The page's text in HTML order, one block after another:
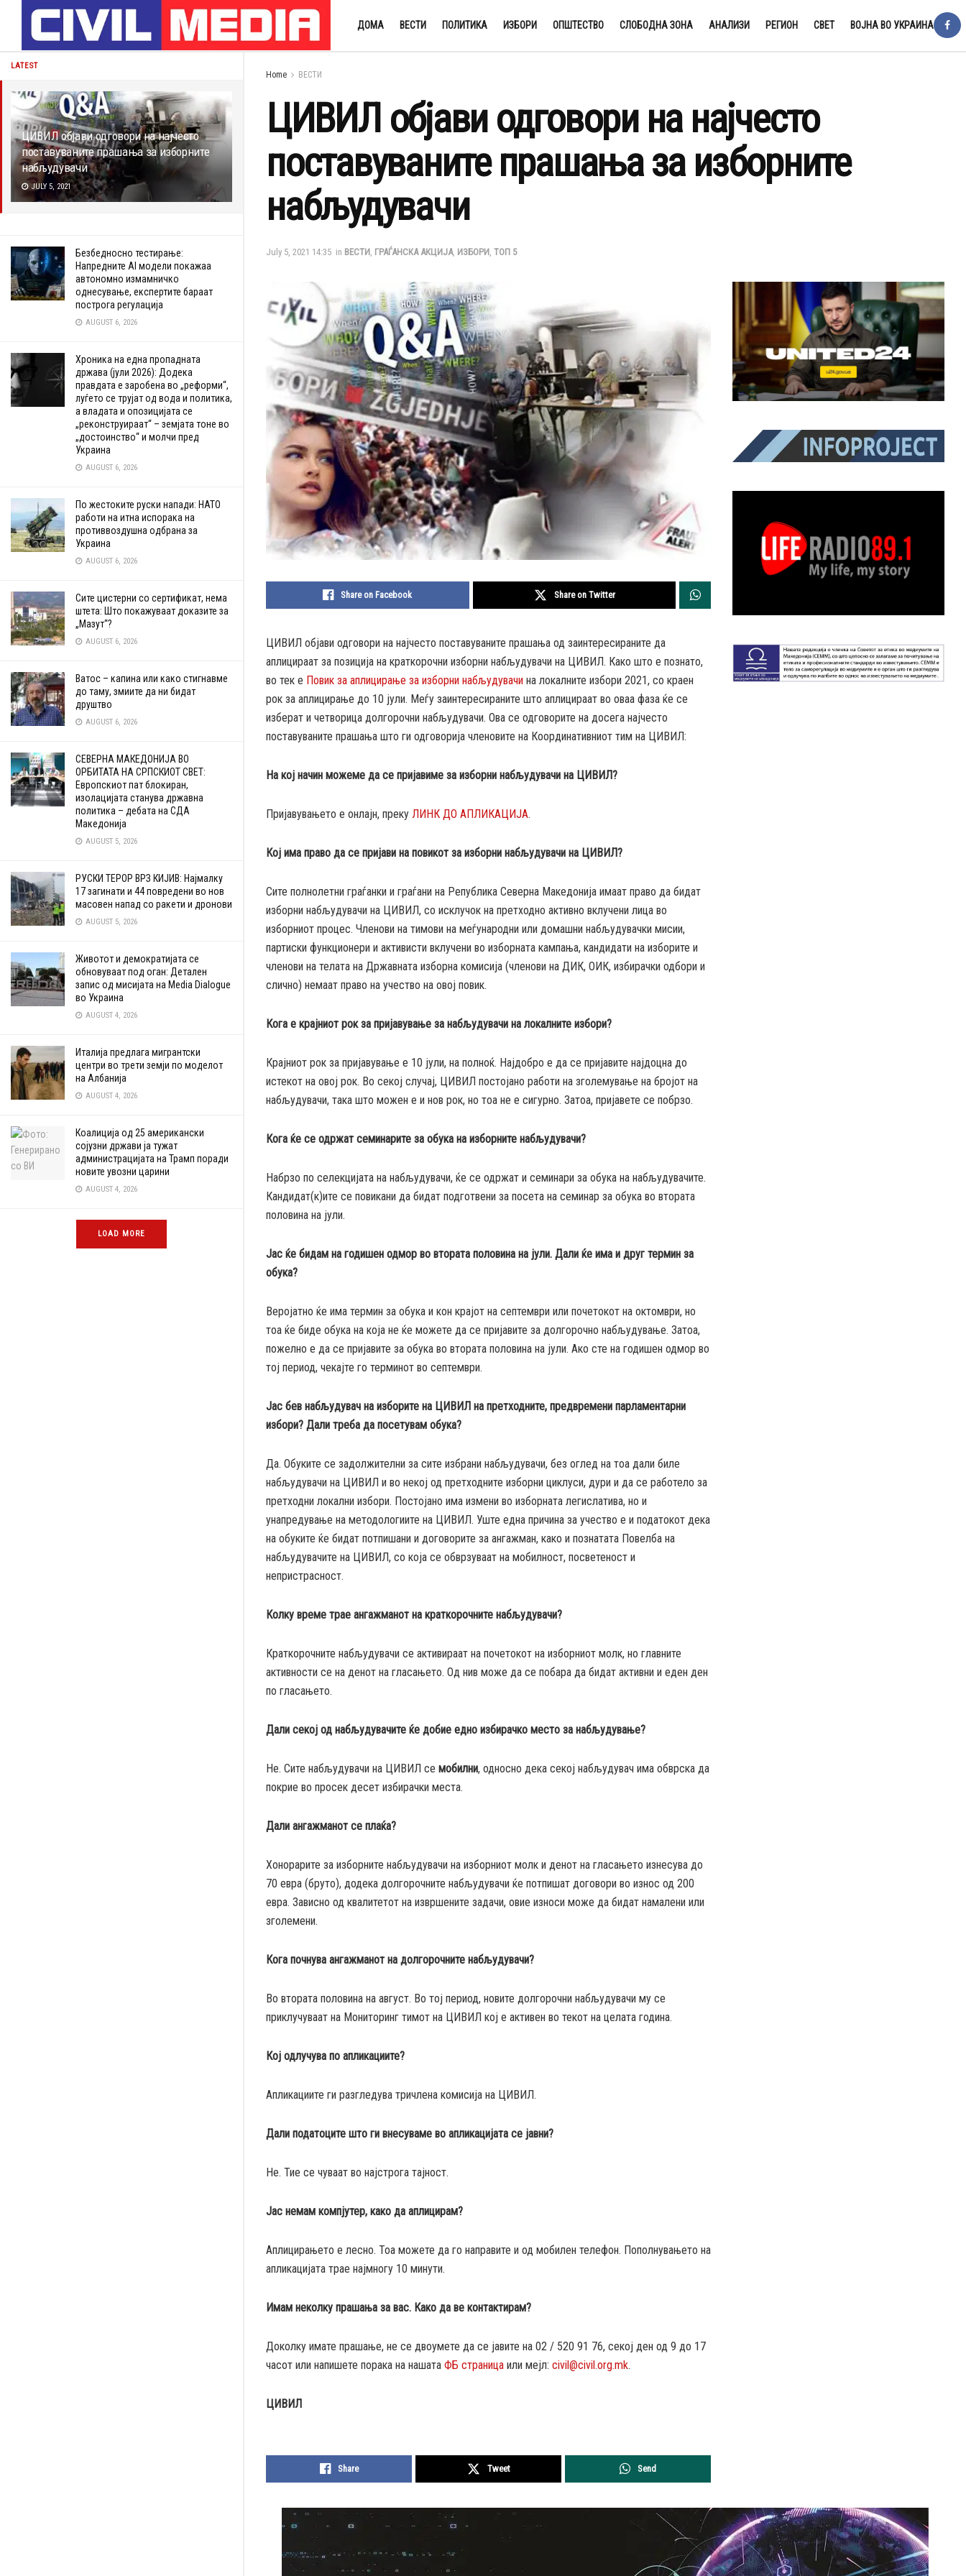
LATEST
ЦИВИЛ објави одговори на најчесто
поставуваните прашања за изборните
набљудувачи
JULY 5, 2021
Безбедносно тестирање:
Напредните AI модели покажаа
автономно измамничко
однесување, експертите бараат
построга регулација
AUGUST 6, 2026
Хроника на една пропадната
држава (јули 2026): Додека
правдата е заробена во „реформи“,
луѓето се трујат од вода и политика,
а владата и опозицијата се
„реконструираат“ – земјата тоне во
„достоинство“ и молчи пред
Украина
AUGUST 6, 2026
По жестоките руски напади: НАТО
работи на итна испорака на
противвоздушна одбрана за
Украина
AUGUST 6, 2026
Сите цистерни со сертификат, нема
штета: Што покажуваат доказите за
„Мазут“?
AUGUST 6, 2026
Ватос – капина или како стигнавме
до таму, змиите да ни бидат
друштво
AUGUST 6, 2026
СЕВЕРНА МАКЕДОНИЈА ВО
ОРБИТАТА НА СРПСКИОТ СВЕТ:
Европскиот пат блокиран,
изолацијата станува државна
политика – дебата на СДА
Македонија
AUGUST 5, 2026
РУСКИ ТЕРОР ВРЗ КИЈИВ: Најмалку
17 загинати и 44 повредени во нов
масовен напад со ракети и дронови
AUGUST 5, 2026
Животот и демократијата се
обновуваат под оган: Детален
запис од мисијата на Media Dialogue
во Украина
AUGUST 4, 2026
Италија предлага мигрантски
центри во трети земји по моделот
на Албанија
AUGUST 4, 2026
Коалиција од 25 американски
сојузни држави ја тужат
администрацијата на Трамп поради
новите увозни царини
AUGUST 4, 2026
LOAD MORE
ДОМА ВЕСТИ ПОЛИТИКА ИЗБОРИ ОПШТЕСТВО СЛОБОДНА ЗОНА АНАЛИЗИ РЕГИОН СВЕТ ВОЈНА ВО УКРАИНА
Home ВЕСТИ
ЦИВИЛ објави одговори на најчесто
поставуваните прашања за изборните
набљудувачи
July 5, 2021 14:35 in ВЕСТИ, ГРАЃАНСКА АКЦИЈА, ИЗБОРИ, ТОП 5
Share on Facebook Share on Twitter
ЦИВИЛ објави одговори на најчесто поставуваните прашања од заинтересираните да
аплицираат за позиција на краткорочни изборни набљудувачи на ЦИВИЛ. Како што е познато,
во тек е Повик за аплицирање за изборни набљудувачи на локалните избори 2021, со краен
рок за аплицирање до 10 јули. Меѓу заинтересираните што аплицираат во оваа фаза ќе се
изберат и четворица долгорочни набљудувачи. Ова се одговорите на досега најчесто
поставуваните прашања што ги одговорија членовите на Координативниот тим на ЦИВИЛ:
На кој начин можеме да се пријавиме за изборни набљудувачи на ЦИВИЛ?
Пријавувањето е онлајн, преку ЛИНК ДО АПЛИКАЦИЈА.
Кој има право да се пријави на повикот за изборни набљудувачи на ЦИВИЛ?
Сите полнолетни граѓанки и граѓани на Република Северна Македонија имаат право да бидат
изборни набљудувачи на ЦИВИЛ, со исклучок на претходно активно вклучени лица во
изборниот процес. Членови на тимови на меѓународни или домашни набљудувачки мисии,
партиски функционери и активисти вклучени во изборната кампања, кандидати на изборите и
членови на телата на Државната изборна комисија (членови на ДИК, ОИК, избирачки одбори и
слично) немаат право на учество на овој повик.
Кога е крајниот рок за пријавување за набљудувачи на локалните избори?
Крајниот рок за пријавување е 10 јули, на полноќ. Најдобро е да се пријавите најдоцна до
истекот на овој рок. Во секој случај, ЦИВИЛ постојано работи на зголемување на бројот на
набљудувачи, така што можен е и нов рок, но тоа не е сигурно. Затоа, пријавете се побрзо.
Кога ќе се одржат семинарите за обука на изборните набљудувачи?
Набрзо по селекцијата на набљудувачи, ќе се одржат и семинари за обука на набљудувачите.
Кандидат(к)ите се повикани да бидат подготвени за посета на семинар за обука во втората
половина на јули.
Јас ќе бидам на годишен одмор во втората половина на јули. Дали ќе има и друг термин за
обука?
Веројатно ќе има термин за обука и кон крајот на септември или почетокот на октомври, но
тоа ќе биде обука на која не ќе можете да се пријавите за долгорочно набљудување. Затоа,
пожелно е да се пријавите за обука во втората половина на јули. Ако сте на годишен одмор во
тој период, чекајте го терминот во септември.
Јас бев набљудувач на изборите на ЦИВИЛ на претходните, предвремени парламентарни
избори? Дали треба да посетувам обука?
Да. Обуките се задолжителни за сите избрани набљудувачи, без оглед на тоа дали биле
набљудувачи на ЦИВИЛ и во некој од претходните изборни циклуси, дури и да се работело за
претходни локални избори. Постојано има измени во изборната легислатива, но и
унапредување на методологиите на ЦИВИЛ. Уште една причина за учество е и податокот дека
на обуките ќе бидат потпишани и договорите за ангажман, како и познатата Повелба на
набљудувачите на ЦИВИЛ, со која се обврзуваат на мобилност, посветеност и
непристрасност.
Колку време трае ангажманот на краткорочните набљудувачи?
Краткорочните набљудувачи се активираат на почетокот на изборниот молк, но главните
активности се на денот на гласањето. Од нив може да се побара да бидат активни и еден ден
по гласањето.
Дали секој од набљудувачите ќе добие едно избирачко место за набљудување?
Не. Сите набљудувачи на ЦИВИЛ се мобилни, односно дека секој набљудувач има обврска да
покрие во просек десет избирачки места.
Дали ангажманот се плаќа?
Хонорарите за изборните набљудувачи на изборниот молк и денот на гласањето изнесува до
70 евра (бруто), додека долгорочните набљудувачи ќе потпишат договори во износ од 200
евра. Зависно од квалитетот на извршените задачи, овие износи може да бидат намалени или
зголемени.
Кога почнува ангажманот на долгорочните набљудувачи?
Во втората половина на август. Во тој период, новите долгорочни набљудувачи му се
приклучуваат на Мониторинг тимот на ЦИВИЛ кој е активен во текот на целата година.
Кој одлучува по апликациите?
Апликациите ги разгледува тричлена комисија на ЦИВИЛ.
Дали податоците што ги внесуваме во апликацијата се јавни?
Не. Тие се чуваат во најстрога тајност.
Јас немам компјутер, како да аплицирам?
Аплицирањето е лесно. Тоа можете да го направите и од мобилен телефон. Пополнувањето на
апликацијата трае најмногу 10 минути.
Имам неколку прашања за вас. Како да ве контактирам?
Доколку имате прашање, не се двоумете да се јавите на 02 / 520 91 76, секој ден од 9 до 17
часот или напишете порака на нашата ФБ страница или мејл: civil@civil.org.mk.
ЦИВИЛ
Share Tweet Send